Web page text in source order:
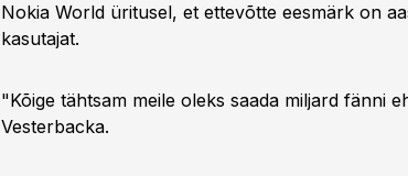
Nokia World üritusel, et ettevõtte eesmärk on
kasutajat.
"Kõige tähtsam meile oleks saada miljard fänni
Vesterbacka.